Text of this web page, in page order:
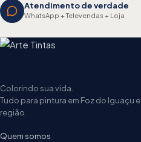
Atendimento de verdade
WhatsApp + Televendas + Loja
Colorindo sua vida.
Tudo para pintura em Foz do Iguaçu e
região.
Quem somos